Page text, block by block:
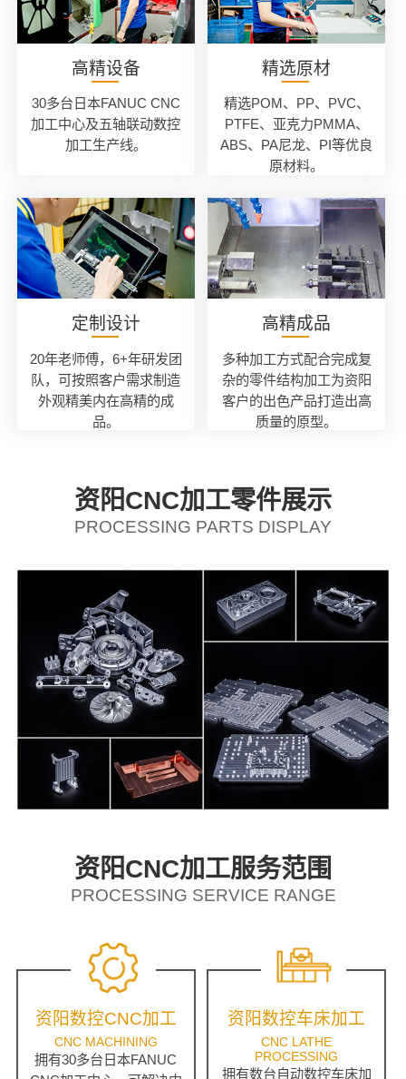
高精设备
30多台日本FANUC CNC
加工中心及五轴联动数控
加工生产线。
精选原材
精选POM、PP、PVC、
PTFE、亚克力PMMA、
ABS、PA尼龙、PI等优良
原材料。
定制设计
20年老师傅，6+年研发团
队，可按照客户需求制造
外观精美内在高精的成
品。
高精成品
多种加工方式配合完成复
杂的零件结构加工为资阳
客户的出色产品打造出高
质量的原型。
资阳CNC加工零件展示
PROCESSING PARTS DISPLAY
资阳CNC加工服务范围
PROCESSING SERVICE RANGE
资阳数控CNC加工
CNC MACHINING
拥有30多台日本FANUC
资阳数控车床加工
CNC LATHE
PROCESSING
拥有数台自动数控车床加